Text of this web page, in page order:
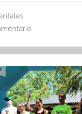
A
p
p
tir